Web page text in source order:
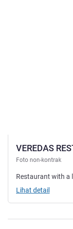
VEREDAS
Foto non-kontrak
Restaurant with a
Lihat detail